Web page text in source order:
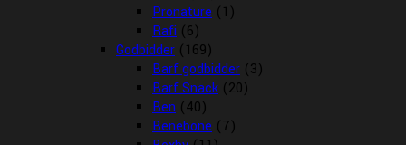
Pronature (1)
Rafi (6)
Godbidder (169)
Barf godbidder (3)
Barf Snack (20)
Ben (40)
Benebone (7)